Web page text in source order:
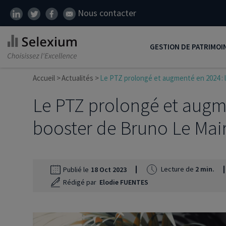
Nous contacter
GESTION DE
Développer son
Réduire ses impôts
Préparer sa retraite
Défiscalisation
Accueil Actualités Le PTZ prolongé et augmenté en 2024
Le PTZ prolongé et
booster de Bruno Le
Publié le 18 Oct 2023 Lecture de 2 min.
Rédigé par Elodie FUENTES